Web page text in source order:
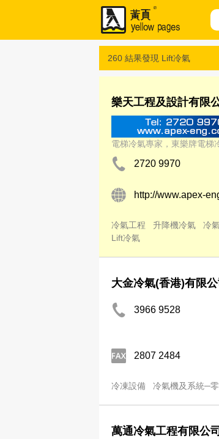
260 結果發現 Lift冷氣
樂天工程及設計有限
電梯冷氣專家，東樂牌電梯
2720 9970
http://www.apex-
冷氣工程 升降機冷氣 冷
Lift冷氣
大金冷氣(香港)有限公
3966 9528
2807 2484
冷凍設備 冷氣機及系統─
萬通冷氣工程有限公司